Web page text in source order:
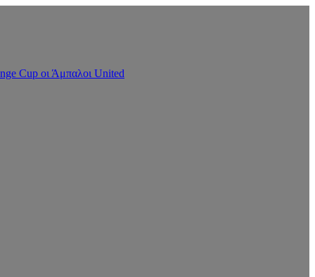
Cup οι Άμπαλοι United